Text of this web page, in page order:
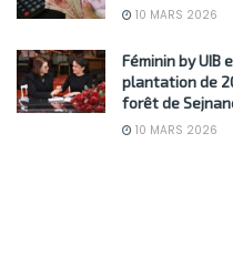
10 MARS 2026
Féminin by
plantation de
forêt de
10 MARS 2026